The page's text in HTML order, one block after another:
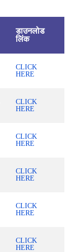
डाउनलोड
लिंक
CLICK
HERE
CLICK
HERE
CLICK
HERE
CLICK
HERE
CLICK
HERE
CLICK
HERE